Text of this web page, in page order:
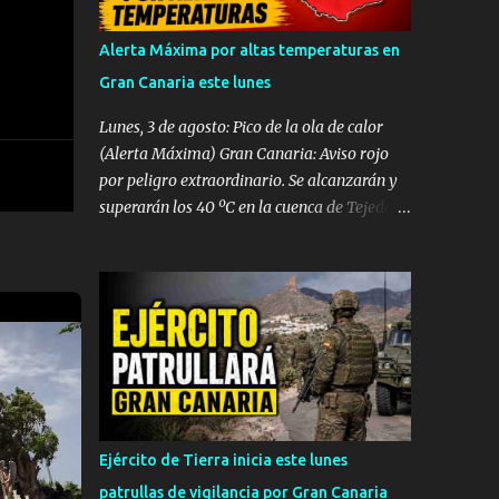
Beach. A pesar de la rápida intervención y
del amplio despliegue de recursos de
emergencias desplazados hasta el
establecimiento hotelero, las intensas
maniobras de reanimación cardiopulmonar
practicadas no lograron revertir el cuadro,
confirmándose finalmente su fallecimiento.
Operativo aéreo en el Muelle de La
Emergencias y Seguridad (CECOES) 112
movilizó de inmediato un dispositivo de
máxima urgencia que incluyó el helicóptero
medicalizado del Servicio de Urgencias
Canario (SUC) junto a...
Alerta Máxima por altas temperaturas en
Gran Canaria este lunes
Lunes, 3 de agosto: Pico de la ola de calor
(Alerta Máxima) Gran Canaria: Aviso rojo
por peligro extraordinario. Se alcanzarán y
superarán los 40 ºC en la cuenca de Tejeda y
de viento de hasta 80 km/h en vertientes SE
y Oeste. Tenerife: Aviso naranja con
máximas de 37 ºC en el este, sur y oeste
(medianías y costas). Avisos amarillos de 34
ºC a 35 ºC en el área metropolitana y norte.
Lanzarote, Fuerteventura, La Palma, La
Gomera y El Hierro: Avisos amarillos
generalizados por máximas de 35 ºC (con
Ejército de Tierra inicia este lunes
patrullas de vigilancia por Gran Canaria